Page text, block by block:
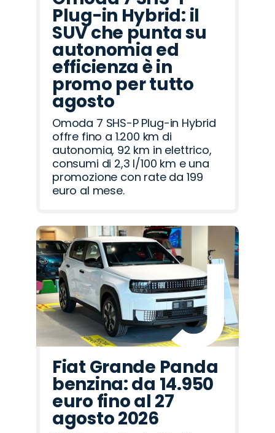
Plug-in Hybrid: il
SUV che punta su
autonomia ed
efficienza è in
promo per tutto
agosto
Omoda 7 SHS-P Plug-in Hybrid
offre fino a 1.200 km di
autonomia, 92 km in elettrico,
consumi di 2,3 l/100 km e una
promozione con rate da 199
euro al mese.
Fiat Grande Panda
benzina: da 14.950
euro fino al 27
agosto 2026